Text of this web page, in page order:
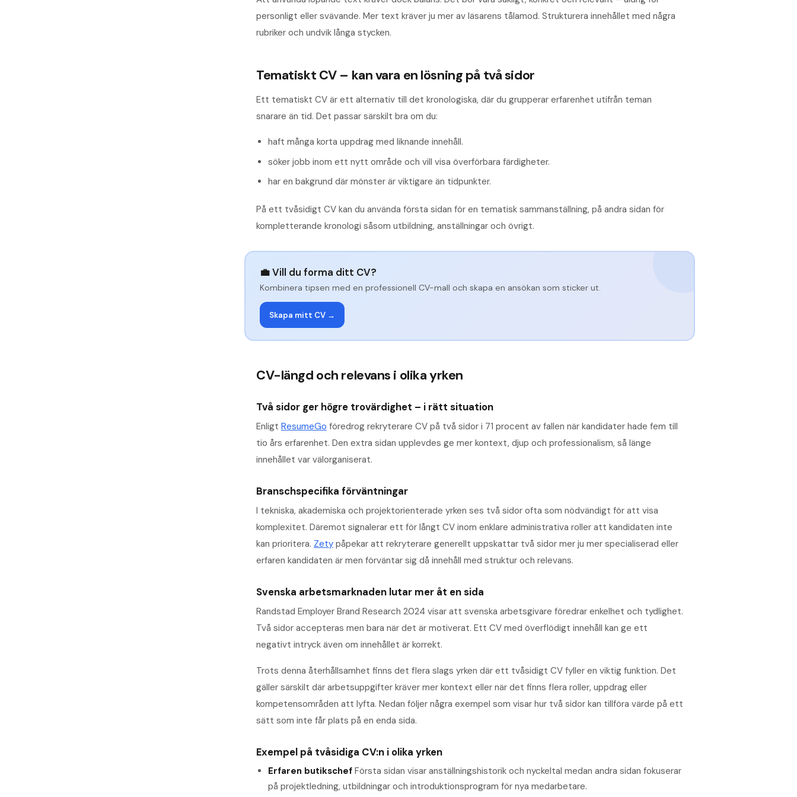
personligt eller svävande. Mer text kräver ju mer av läsarens tålamod. Strukturera innehållet med några
rubriker och undvik långa stycken.
Tematiskt CV – kan vara en lösning på två sidor
Ett tematiskt CV är ett alternativ till det kronologiska, där du grupperar erfarenhet utifrån teman
snarare än tid. Det passar särskilt bra om du:
haft många korta uppdrag med liknande innehåll.
söker jobb inom ett nytt område och vill visa överförbara färdigheter.
har en bakgrund där mönster är viktigare än tidpunkter.
På ett tvåsidigt CV kan du använda första sidan för en tematisk sammanställning, på andra sidan för
kompletterande kronologi såsom utbildning, anställningar och övrigt.
💼 Vill du forma ditt CV?
Kombinera tipsen med en professionell CV-mall och skapa en ansökan som sticker ut.
Skapa mitt CV →
CV-längd och relevans i olika yrken
Två sidor ger högre trovärdighet – i rätt situation
Enligt ResumeGo föredrog rekryterare CV på två sidor i 71 procent av fallen när kandidater hade fem till
tio års erfarenhet. Den extra sidan upplevdes ge mer kontext, djup och professionalism, så länge
innehållet var välorganiserat.
Branschspecifika förväntningar
I tekniska, akademiska och projektorienterade yrken ses två sidor ofta som nödvändigt för att visa
komplexitet. Däremot signalerar ett för långt CV inom enklare administrativa roller att kandidaten inte
kan prioritera. Zety påpekar att rekryterare generellt uppskattar två sidor mer ju mer specialiserad eller
erfaren kandidaten är men förväntar sig då innehåll med struktur och relevans.
Svenska arbetsmarknaden lutar mer åt en sida
Randstad Employer Brand Research 2024 visar att svenska arbetsgivare föredrar enkelhet och tydlighet.
Två sidor accepteras men bara när det är motiverat. Ett CV med överflödigt innehåll kan ge ett
negativt intryck även om innehållet är korrekt.
Trots denna återhållsamhet finns det flera slags yrken där ett tvåsidigt CV fyller en viktig funktion. Det
gäller särskilt där arbetsuppgifter kräver mer kontext eller när det finns flera roller, uppdrag eller
kompetensområden att lyfta. Nedan följer några exempel som visar hur två sidor kan tillföra värde på ett
sätt som inte får plats på en enda sida.
Exempel på tvåsidiga CV:n i olika yrken
Erfaren butikschef Första sidan visar anställningshistorik och nyckeltal medan andra sidan fokuserar
på projektledning, utbildningar och introduktionsprogram för nya medarbetare.